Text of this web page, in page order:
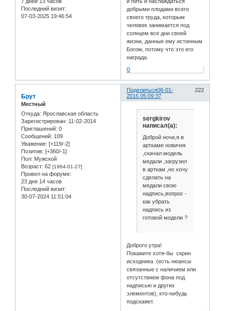
Последний визит:
07-03-2025 19:46:54
добрыми плодами всего
своего труда, которым
человек занимается под
солнцем все дни своей
жизни, данные ему истинным
Богом, потому что это его
награда.
0
Поделиться 222
06-01-
2015 05:09:37
Брут
Местный
Откуда: Ярославская область
Зарегистрирован: 11-02-2014
Приглашений: 0
Сообщений: 109
Уважение: [+119/-2]
Позитив: [+360/-1]
Пол: Мужской
Возраст: 62 [1964-01-27]
Провел на форуме:
23 дня 14 часов
Последний визит:
30-07-2024 11:51:04
sergkirov
написал(а):
Доброй ночи,я в
арткаме новичек
,скачал модель
медали ,загрузил
в арткам ,но хочу
сделать на
медали свою
надпись,вопрос -
как убрать
надпись из
готовой модели ?
Доброго утра!
Покажите хотя-бы скрин
исходника (есть нюансы
связанные с наличием или
отсутствием фона под
надписью и других
элементов), кто-нибудь
подскажет.